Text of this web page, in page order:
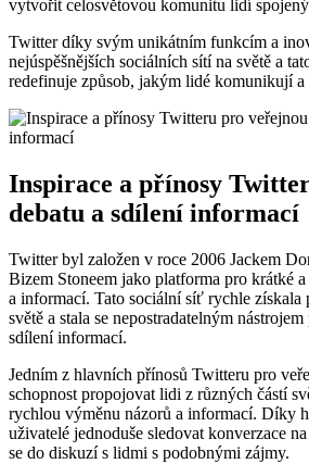
vytvořit celosvětovou komunitu lidí
Twitter díky svým unikátním funkcím a
nejúspěšnějších sociálních sítí na světě a
redefinuje způsob, jakým lidé komunikují
Inspirace a přínosy
debatu a sdílení informací
Twitter byl založen v roce 2006 Jackem
Bizem Stoneem jako platforma pro krátké
a informací. Tato sociální síť rychle získala
světě a stala se nepostradatelným
sdílení informací.
Jedním z hlavních přínosů Twitteru pro
schopnost propojovat lidi z různých částí
rychlou výměnu názorů a informací. Díky
uživatelé jednoduše sledovat konverzace
se do diskuzí s lidmi s podobnými zájmy.